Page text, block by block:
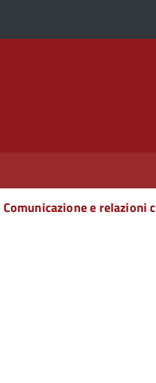
Comunicazione e relazioni